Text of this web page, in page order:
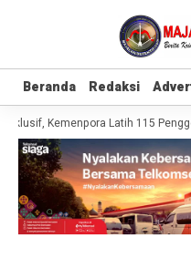
Beranda Redaksi
Beranda Redaksi
Kemenpora Latih 115